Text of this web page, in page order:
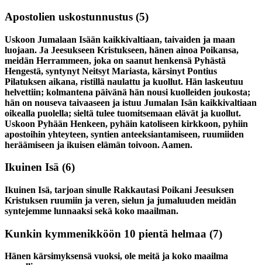
Apostolien uskostunnustus (5)
Uskoon Jumalaan Isään kaikkivaltiaan, taivaiden ja maan
luojaan. Ja Jeesukseen Kristukseen, hänen ainoa Poikansa,
meidän Herrammeen, joka on saanut henkensä Pyhästä
Hengestä, syntynyt Neitsyt Mariasta, kärsinyt Pontius
Pilatuksen aikana, ristillä naulattu ja kuollut. Hän laskeutuu
helvettiin; kolmantena päivänä hän nousi kuolleiden joukosta;
hän on nouseva taivaaseen ja istuu Jumalan Isän kaikkivaltiaan
oikealla puolella; sieltä tulee tuomitsemaan elävät ja kuollut.
Uskoon Pyhään Henkeen, pyhäin katoliseen kirkkoon, pyhiin
apostoihin yhteyteen, syntien anteeksiantamiseen, ruumiiden
heräämiseen ja ikuisen elämän toivoon. Aamen.
Ikuinen Isä (6)
Ikuinen Isä, tarjoan sinulle Rakkautasi Poikani Jeesuksen
Kristuksen ruumiin ja veren, sielun ja jumaluuden meidän
syntejemme lunnaaksi sekä koko maailman.
Kunkin kymmenikköön 10 pientä helmaa (7)
Hänen kärsimyksensä vuoksi, ole meitä ja koko maailma